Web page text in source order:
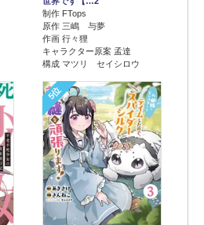
制作 FTops
原作 三嶋 与夢
作画 行々狸
キャラクター原案 孟達
構成 マツリ セイシロウ
5位